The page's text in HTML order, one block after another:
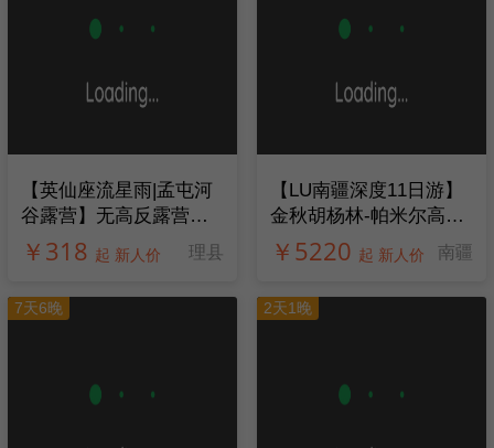
【​英仙座流星雨|孟屯河
谷露营】无高反露营神
仙地！雪山星空森林溪
流，品尝特色藏式火锅
￥318 起 新人价 理县
【LU南疆深度11日游】
金秋胡杨林-帕米尔高
原，南疆风光人文一网
打尽
￥5220 起 新人价 南疆
7天6晚 2天1晚